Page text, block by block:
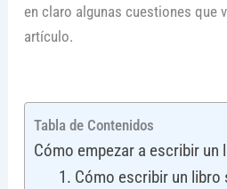
en claro algunas cuestiones que
artículo.
Tabla de Contenidos
Cómo empezar a escribir un
1. Cómo escribir un libro